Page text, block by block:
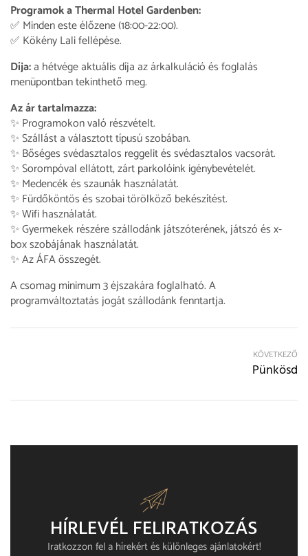
Programok a Thermal Hotel Gardenben:
✅ Minden este élőzene (18:00-22:00).
✅ Kökény Lali fellépése.
Díja:a hétvége aktuális díja az árkalkuláció és foglalás
menüpontban tekinthető meg.
Az ár tartalmazza:
✨ Programokon való részvételt.
✨ Szállást a választott típusú szobában.
✨ Bőséges svédasztalos reggelit és svédasztalos vacsorát.
✨ Sorompóval ellátott, zárt parkolóink igénybevételét.
✨ Medencék és szaunák használatát.
✨ Fürdőköntös és szobai törölköző bekészítést.
✨ Wifi használatát.
✨ Gyermekek részére szállodánk játszóterének, játszó és x-
box szobájának használatát.
✨ Az ÁFA összegét.
A csomag minimum 3 éjszakára foglalható. A
programváltoztatás jogát szállodánk fenntartja.
KÖVETKEZŐ
Pünkösd
HÍRLEVÉL FELIRATKOZÁS​
Iratkozzon fel a hírekért és különleges ajánlatokért!